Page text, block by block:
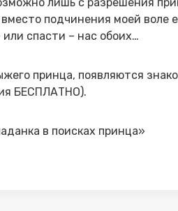
подчинения моей воле
спасти – нас обоих…
принца, появляются
БЕСПЛАТНО).
в поисках принца»